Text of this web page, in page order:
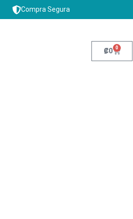
Compra Segura
₡0 0
Cart